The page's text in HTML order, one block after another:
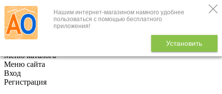
Нашим интернет-магазином намного удобнее
пользоваться с помощью бесплатного
приложения!
Установить
+7 (495) 646-888-1
В корзине
Меню каталога
Меню сайта
Вход
Регистрация